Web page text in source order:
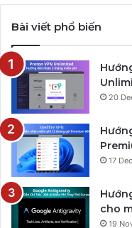
Bài viết phổ biến
20
17
cho
19